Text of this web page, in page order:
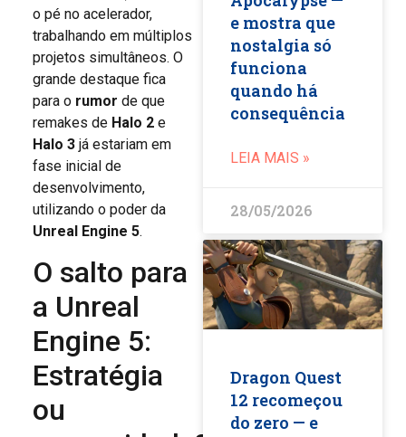
o pé no acelerador,
trabalhando em múltiplos
projetos simultâneos. O
grande destaque fica
para o rumor de que
remakes de Halo 2 e
Halo 3 já estariam em
fase inicial de
desenvolvimento,
utilizando o poder da
Unreal Engine 5.
O salto para
a Unreal
Engine 5:
Estratégia
ou
e mostra que
nostalgia só
funciona
quando há
consequência
LEIA MAIS »
28/05/2026
Dragon Quest
12 recomeçou
do zero — e